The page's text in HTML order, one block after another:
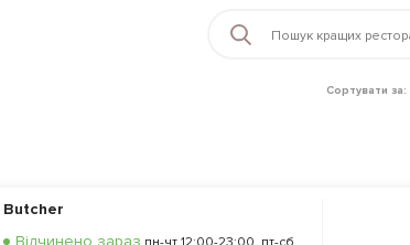
Сортувати за:
Butcher
Відчинено зараз